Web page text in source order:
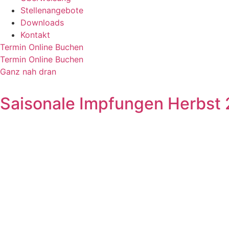
Stellenangebote
Downloads
Kontakt
Termin Online Buchen
Termin Online Buchen
Ganz nah dran
Saisonale Impfungen Herbst